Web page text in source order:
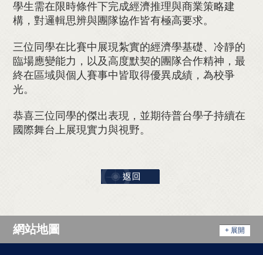
學生需在限時條件下完成經濟推理與商業策略建
構，對邏輯思辨與團隊協作皆有極高要求。
三位同學在比賽中展現紮實的經濟學基礎、冷靜的
臨場應變能力，以及高度默契的團隊合作精神，最
終在區域與個人賽事中皆取得優異成績，為校爭
光。
恭喜三位同學的傑出表現，並期待普台學子持續在
國際舞台上展現實力與視野。
網站地圖 + 展開